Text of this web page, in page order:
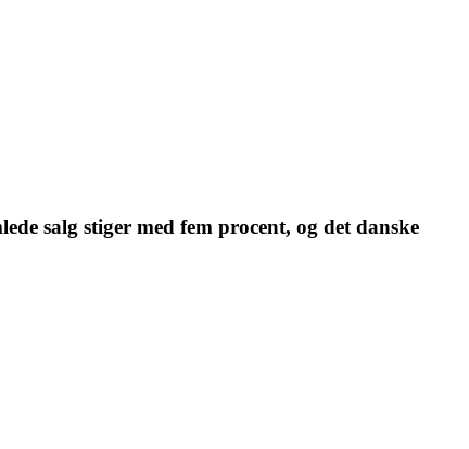
salg stiger med fem procent, og det danske